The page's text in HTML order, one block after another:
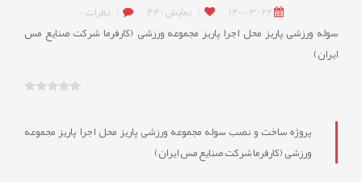
1400/3/22 نمایش نظرات
سوله ورزشی پاریز محل اجرا پاریز مجموعه ورزشی (کارفرما شرکت صنایع مس
ایران)
پروژه ساخت و نصب سوله مجموعه ورزشی پاریز محل اجرا پاریز مجموعه
ورزشی (کارفرما شرکت صنایع مس ایران)